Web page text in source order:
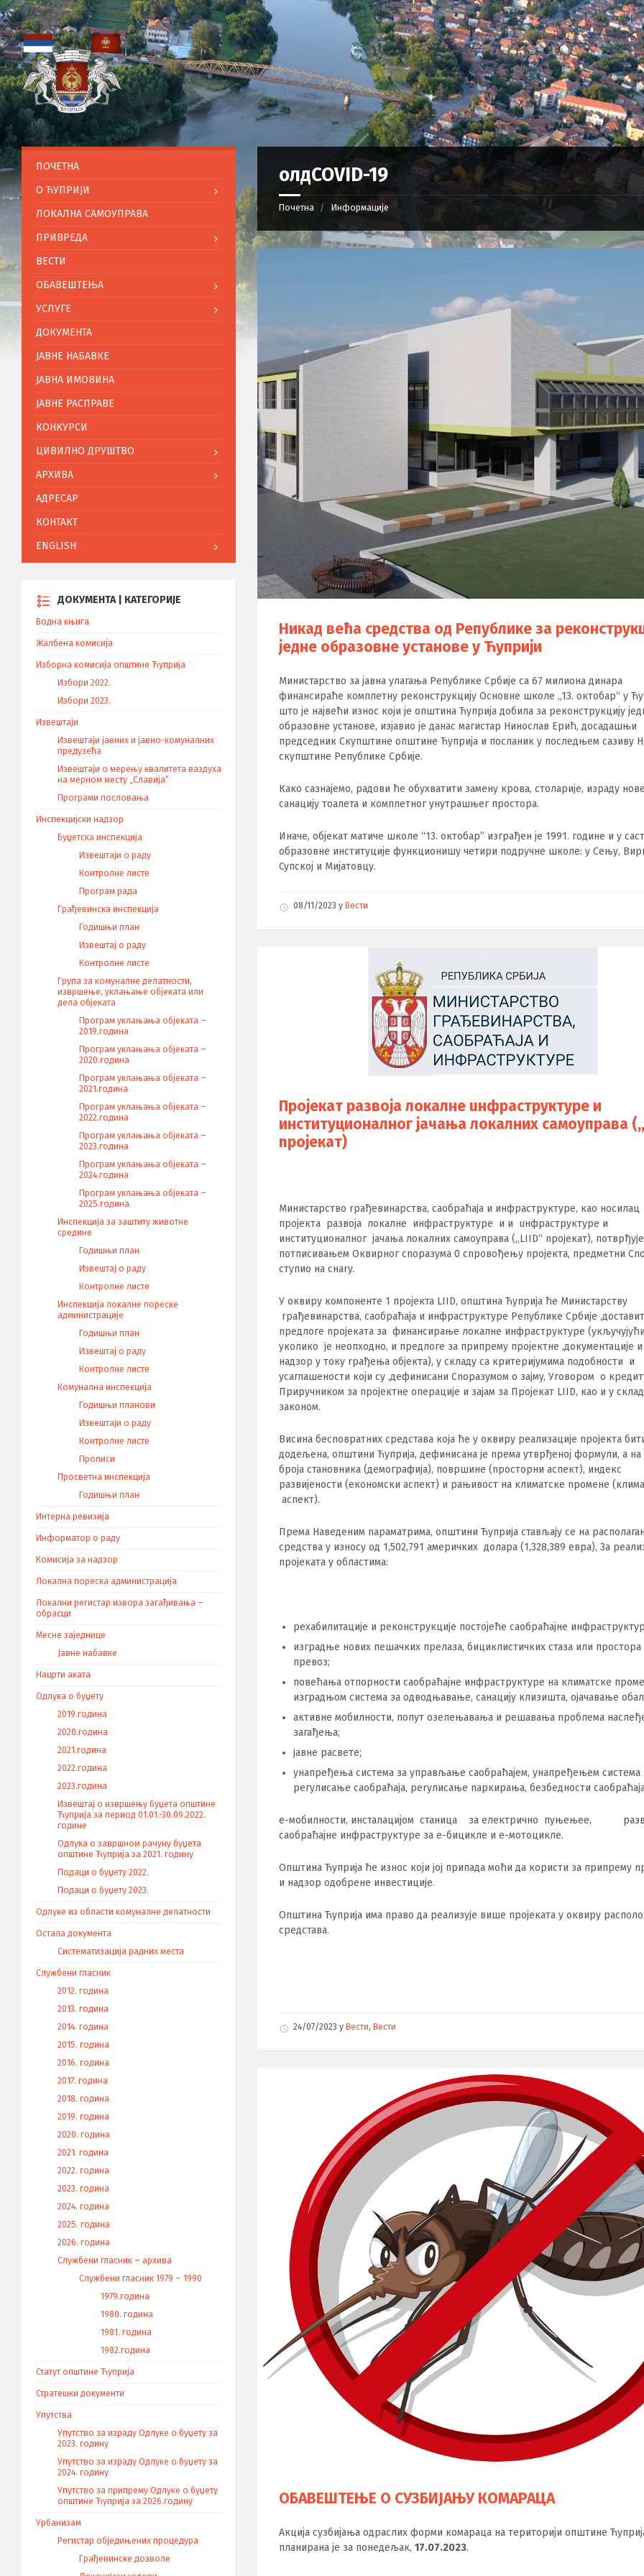
олдCOVID-19
Почетна Информације
Никад већа средства од Републике за
једне образовне установе у Ћуприји
Министарство за јавна улагања Републике Србије са 67 милиона динара
финансираће комплетну реконструкцију Основне школе „13. октобар“ у
што је највећи износ који је општина Ћуприја добила за реконструкцију
образовне установе, изјавио је данас магистар Нинослав Ерић, досадашњи
председник Скупштине општине Ћуприја и посланик у последњем сазиву
скупштине Републике Србије.
Како сазнајемо, радови ће обухватити замену крова, столарије, израду
санацију тоалета и комплетног унутрашњег простора.
Иначе, објекат матиче школе “13. октобар” изграђен је 1991. године и у
образовне институције функционишу четири подручне школе: у Сењу,
Супској и Мијатовцу.
08/11/2023уВести
Пројекат pазвоja локалнe uнфраструктype и
институционалног jачањa локалних caмоуправa
npojeкaт)
Mинистарство rpaђевинарствa, caoбраћaja и инфраструктype, кao носилац
пројектa paзвојa локалнe инфраструктype и и uнфраструктype и
институционалног jачањa локалних caмоуправa (,,LIID“ npojeкaт),
потписивањем Oквирног cnopaзумa 0 cnpoвођењy npojeктa, предметни
ступиo нa cнary.
У оквиpy компонентe 1 пројекта LIID, oпштинa Ћуприja ћe Mинистарствy
rpaђевинарствa, caoбраћaja и инфраструктype Peпубликe Cpбиje
npeдлогe npojeкaтa зa финансирањe локалне инфраструктуpe
уколико je неопходно, и предлогe зa припремy пројектнe ,документациje
надзop y току rpaђењa oбјектa), y складy ca критеријумимa подобности и
ycaглашености који cy ,дефинисани Cnopaзумом о зajмy, Уговором о
Приручником зa пpojeктнe oперациje и зajaм зa Пројекат LIID, кao и y
законом.
Bисинa бecnoвратних cpeдставa кoja ћe y оквиpy peaлизациje npojeктa
додељенa, oпштини Ћуприja, дефинисанa je npeмa yтврђеној формули, a нa
бpojа становникa (демографиja), површинe (npосторни acпект), индекс
paзвијености (eкономски acпект) и paњивост нa климатскe npoмeнe
acneкт).
Премa Haведеним napaматримa, oпштини Ћуприja cтављajy ce нa
cpeдствa y изноcy од 1,502,791 aмеричких долapa (1,328,389 eвpa), 3a
npojeкaтa y oбластимa:
pexaбилитациje и peконструкциje постојећe caoбраћајнe
изградњe нових пешачких прелазa, бициклистичких стазa или простopa
превоз;
повећањa отпорности caoбраћајнe инфраструктуре нa климатскe
изградњом системa зa одводњавањe, caнацијy клизиштa, ojaчавањe
aктивнe мобилности, попут озелењавањa и peшавањa npoблемa
загађењa;
jaвнe pacветe;
yнапређењa системa зa yправљањe caoбраћајем, yнапређењем системa
pегулисањe caoбраћaja, peryлисањe napкирањa, безбедности
e-мобилности, инсталацијом станицa зa eлектричнo пуњењеe,
caoбраћајнe инфрастрyктуpe зa e-бициклe и e-мотоциклe.
Oпштинa Ћуприja ћe износ који joj припадa моћи да користи зa припремy
и надзop oдобренe инвестициje.
Oпштинa Ћуприja имa правo дa peализyje вишe npojекатa y оквиpy
cpeдставa.
24/07/2023уВести,Вести
ОБАВЕШТЕЊЕ О СУЗБИЈАЊУ КОМАРАЦА
Акција сузбијања одраслих форми комараца на територији општине
планирана је за понедељак,17.07.2023.
ПОЧЕТНА
O ЋУПРИЈИ
ЛОКАЛНА САМОУПРАВА
ПРИВРЕДА
ВЕСТИ
ОБАВЕШТЕЊА
УСЛУГЕ
ДОКУМЕНТА
ЈАВНЕ НАБАВКЕ
ЈАВНА ИМОВИНА
ЈАВНЕ РАСПРАВЕ
КОНКУРСИ
ЦИВИЛНО ДРУШТВО
АРХИВА
АДРЕСАР
КОНТАКТ
ENGLISH
ДОКУМЕНТА | КАТЕГОРИЈЕ
Водна књига
Жалбена комисија
Изборна комисија општине Ћуприја
Избори 2022.
Избори 2023.
Извештаји
Извештаји јавних и јавно-комуналних
предузећа
Извештаји о мерењу квалитета ваздуха
на мерном месту „Славија“
Програми пословања
Инспекцијски надзор
Буџетска инспекција
Извештаји о раду
Контролне листе
Програм рада
Грађевинска инспекција
Годишњи план
Извештај о раду
Контролне листе
Група за комуналне делатности,
извршење, уклањање објеката или
дела објеката
Програм уклањања објеката –
2019.година
Програм уклањања објеката –
2020.година
Програм уклањања објеката –
2021.година
Програм уклањања објеката –
2022.година
Програм уклањања објеката –
2023.година
Програм уклањања објеката –
2024.година
Програм уклањања објеката –
2025.година
Инспекција за заштиту животне
средине
Годишњи план
Извештај о раду
Контролне листе
Инспекција локалне пореске
администрације
Годишњи план
Извештај о раду
Контролне листе
Комунална инспекција
Годишњи планови
Извештаји о раду
Контролне листе
Прописи
Просветна инспекција
Годишњи план
Интерна ревизија
Информатор о раду
Комисија за надзор
Локална пореска администрација
Локални регистар извора загађивања –
обрасци
Месне заједнице
Јавне набавке
Нацрти аката
Одлука о буџету
2019.година
2020.година
2021.година
2022.година
2023.година
Извештај о извршењу буџета општине
Ћуприја за период 01.01.-30.09.2022.
године
Одлука о завршном рачуну буџета
општине Ћуприја за 2021. годину
Подаци о буџету 2022.
Подаци о буџету 2023.
Одлуке из области комуналне делатности
Остала документа
Систематизација радних места
Службени гласник
2012. година
2013. година
2014. година
2015. година
2016. година
2017. година
2018. година
2019. година
2020. година
2021. година
2022. година
2023. година
2024. година
2025. година
2026. година
Службени гласник – архива
Службени гласник 1979 – 1990
1979.година
1980. година
1981. година
1982.година
Статут општине Ћуприја
Стратешки документи
Упутства
Упутство за израду Одлуке о буџету за
2023. годину
Упутство за израду Одлуке о буџету за
2024. годину
Упутство за припрему Одлуке о буџету
општине Ћуприја за 2026.годину
Урбанизам
Регистар обједињених процедура
Грађевинске дозволе